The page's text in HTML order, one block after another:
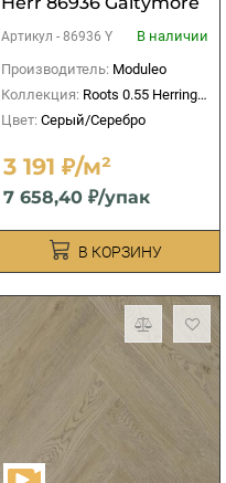
Артикул - 86936 Y
В наличии
Производитель: Moduleo
Коллекция: Roots 0.55 Herringbone
Цвет: Серый/Серебро
3 191 ₽/м²
7 658,40 ₽/упак
В КОРЗИНУ